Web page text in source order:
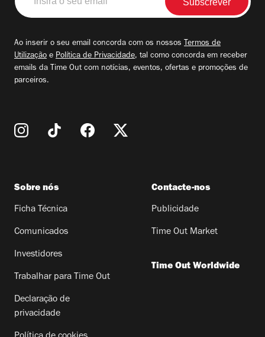
o
seu
Ao inserir o seu email concorda com os nossos Termos de
Utilização e Política de Privacidade, tal como concorda em receber
emails da Time Out com notícias, eventos, ofertas e promoções de
parceiros.
Sobre nós
Ficha Técnica
Comunicados
Investidores
Trabalhar para Time Out
Declaração de
privacidade
Contacte-nos
Publicidade
Time Out Market
Time Out Worldwide